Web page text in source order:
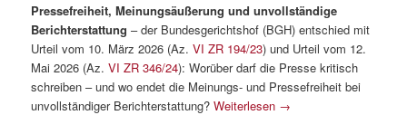
Pressefreiheit, Meinungsäußerung und unvollständige
Berichterstattung– der Bundesgerichtshof (BGH) entschied mit
Urteil vom 10. März 2026 (Az.VI ZR 194/23) und Urteil vom 12.
Mai 2026 (Az.VI ZR 346/24): Worüber darf die Presse kritisch
schreiben – und wo endet die Meinungs- und Pressefreiheit bei
unvollständiger Berichterstattung?Weiterlesen →